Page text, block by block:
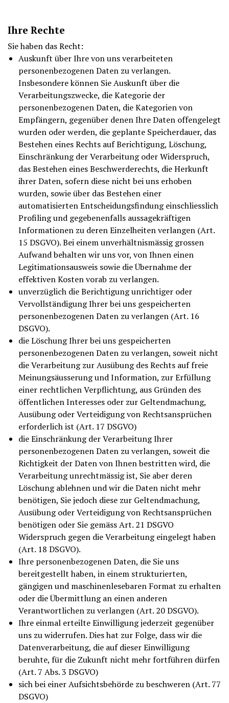
Ihre Rechte
Sie haben das Recht:
Auskunft über Ihre von uns verarbeiteten
personenbezogenen Daten zu verlangen.
Insbesondere können Sie Auskunft über die
Verarbeitungszwecke, die Kategorie der
personenbezogenen Daten, die Kategorien von
Empfängern, gegenüber denen Ihre Daten offengelegt
wurden oder werden, die geplante Speicherdauer, das
Bestehen eines Rechts auf Berichtigung, Löschung,
Einschränkung der Verarbeitung oder Widerspruch,
das Bestehen eines Beschwerderechts, die Herkunft
ihrer Daten, sofern diese nicht bei uns erhoben
wurden, sowie über das Bestehen einer
automatisierten Entscheidungsfindung einschliesslich
Profiling und gegebenenfalls aussagekräftigen
Informationen zu deren Einzelheiten verlangen (Art.
15 DSGVO). Bei einem unverhältnismässig grossen
Aufwand behalten wir uns vor, von Ihnen einen
Legitimationsausweis sowie die Übernahme der
effektiven Kosten vorab zu verlangen.
unverzüglich die Berichtigung unrichtiger oder
Vervollständigung Ihrer bei uns gespeicherten
personenbezogenen Daten zu verlangen (Art. 16
DSGVO).
die Löschung Ihrer bei uns gespeicherten
personenbezogenen Daten zu verlangen, soweit nicht
die Verarbeitung zur Ausübung des Rechts auf freie
Meinungsäusserung und Information, zur Erfüllung
einer rechtlichen Verpflichtung, aus Gründen des
öffentlichen Interesses oder zur Geltendmachung,
Ausübung oder Verteidigung von Rechtsansprüchen
erforderlich ist (Art. 17 DSGVO)
die Einschränkung der Verarbeitung Ihrer
personenbezogenen Daten zu verlangen, soweit die
Richtigkeit der Daten von Ihnen bestritten wird, die
Verarbeitung unrechtmässig ist, Sie aber deren
Löschung ablehnen und wir die Daten nicht mehr
benötigen, Sie jedoch diese zur Geltendmachung,
Ausübung oder Verteidigung von Rechtsansprüchen
benötigen oder Sie gemäss Art. 21 DSGVO
Widerspruch gegen die Verarbeitung eingelegt haben
(Art. 18 DSGVO).
Ihre personenbezogenen Daten, die Sie uns
bereitgestellt haben, in einem strukturierten,
gängigen und maschinenlesebaren Format zu erhalten
oder die Übermittlung an einen anderen
Verantwortlichen zu verlangen (Art. 20 DSGVO).
Ihre einmal erteilte Einwilligung jederzeit gegenüber
uns zu widerrufen. Dies hat zur Folge, dass wir die
Datenverarbeitung, die auf dieser Einwilligung
beruhte, für die Zukunft nicht mehr fortführen dürfen
(Art. 7 Abs. 3 DSGVO)
sich bei einer Aufsichtsbehörde zu beschweren (Art. 77
DSGVO)